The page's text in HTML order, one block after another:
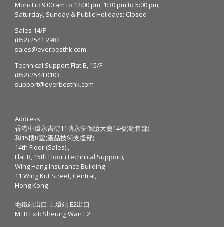
Mon- Fri: 9:00 am to 12:00 pm, 1:30 pm to 5:00 pm;
Saturday, Sunday & Public Holidays: Closed
Sales 14/F
(852) 2541 2982
sales@everbesthk.com
Technical Support Flat B, 15/F
(852) 2544 0103
support@everbesthk.com
Address:
香港中環永吉街11號永亨保險大廈14樓(銷售部)
和15樓B室(產品技術支援部)
14th Floor (Sales) ,
Flat B, 15th Floor (Technical Support),
Wing Hang Insurance Building
11 Wing Kut Street, Central,
Hong Kong
地鐵站出口:上環站 E2出口
MTR Exit: Sheung Wan E2